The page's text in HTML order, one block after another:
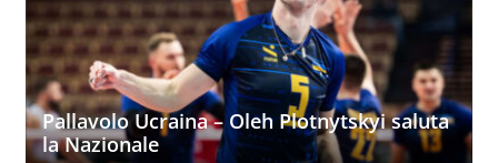
Pallavolo Ucraina – Oleh Plotnytskyi saluta
la Nazionale